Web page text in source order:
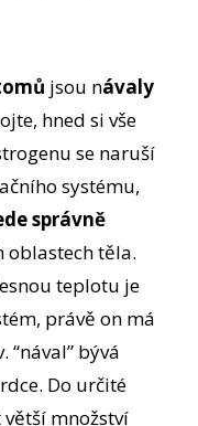
jsou návaly
hned si vše
se naruší
systému,
správně
oblastech těla.
teplotu je
právě on má
“nával” bývá
Do určité
množství